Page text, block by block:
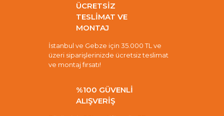
ÜCRETSİZ
TESLİMAT VE
MONTAJ
İstanbul ve Gebze için 35.000 TL ve
üzeri siparişlerinizde ücretsiz teslimat
ve montaj fırsatı!
%100 GÜVENLİ
ALIŞVERİŞ